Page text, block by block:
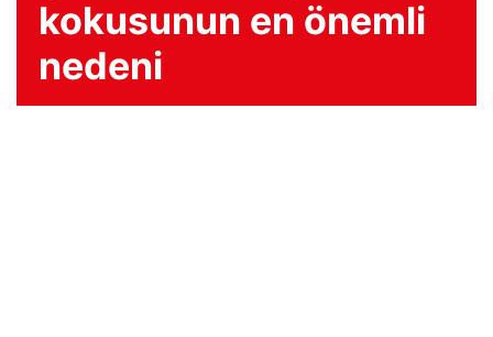
kokusunun en önemli
nedeni